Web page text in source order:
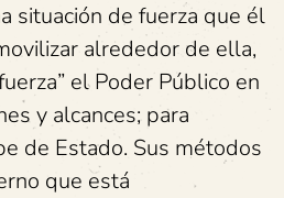
situación de fuerza que él
alrededor de ella,
el Poder Público en
y alcances; para
de Estado. Sus métodos
que está